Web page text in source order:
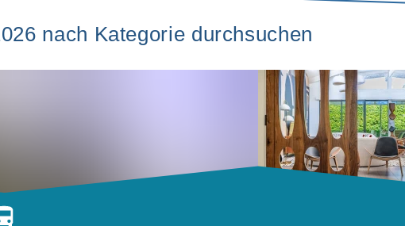
nach Kategorie durchsuchen